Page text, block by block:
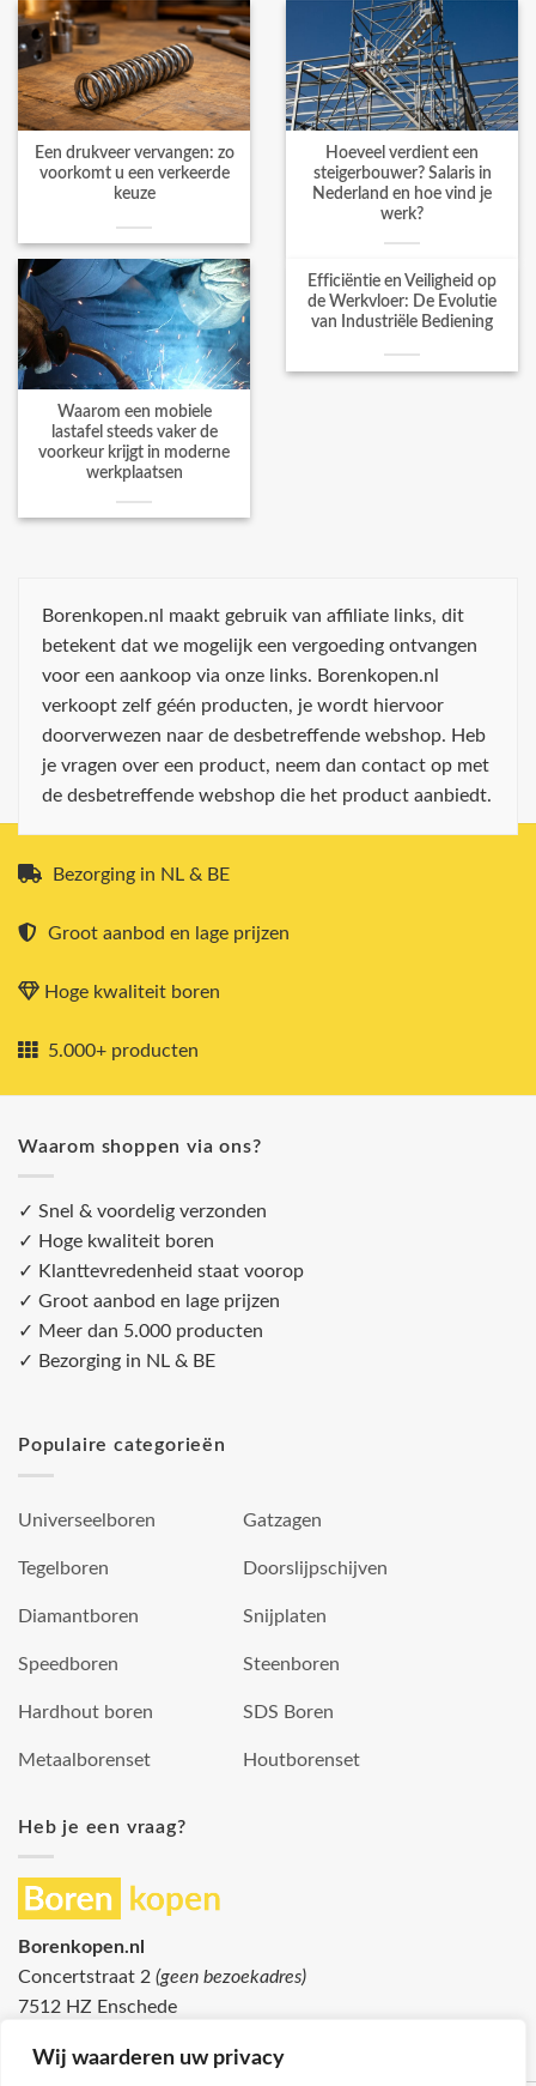
Wij waarderen uw privacy
Een drukveer vervangen: zo
voorkomt u een verkeerde
keuze
Hoeveel verdient een
steigerbouwer? Salaris in
Nederland en hoe vind je
werk?
Waarom een mobiele
lastafel steeds vaker de
voorkeur krijgt in moderne
werkplaatsen
Efficiëntie en Veiligheid op
de Werkvloer: De Evolutie
van Industriële Bediening
Borenkopen.nl maakt gebruik van affiliate links, dit
betekent dat we mogelijk een vergoeding ontvangen
voor een aankoop via onze links. Borenkopen.nl
verkoopt zelf géén producten, je wordt hiervoor
doorverwezen naar de desbetreffende webshop. Heb
je vragen over een product, neem dan contact op met
de desbetreffende webshop die het product aanbiedt.
Bezorging in NL & BE
Groot aanbod en lage prijzen
Hoge kwaliteit boren
5.000+ producten
Waarom shoppen via ons?
✓ Snel & voordelig verzonden
✓ Hoge kwaliteit boren
✓ Klanttevredenheid staat voorop
✓ Groot aanbod en lage prijzen
✓ Meer dan 5.000 producten
✓ Bezorging in NL & BE
Populaire categorieën
Universeelboren
Tegelboren
Diamantboren
Speedboren
Hardhout boren
Metaalborenset
Gatzagen
Doorslijpschijven
Snijplaten
Steenboren
SDS Boren
Houtborenset
Heb je een vraag?
Borenkopen.nl
Concertstraat 2 (geen bezoekadres)
7512 HZ Enschede